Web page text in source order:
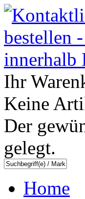
Ihr
Keine
Der
gelegt.
Home